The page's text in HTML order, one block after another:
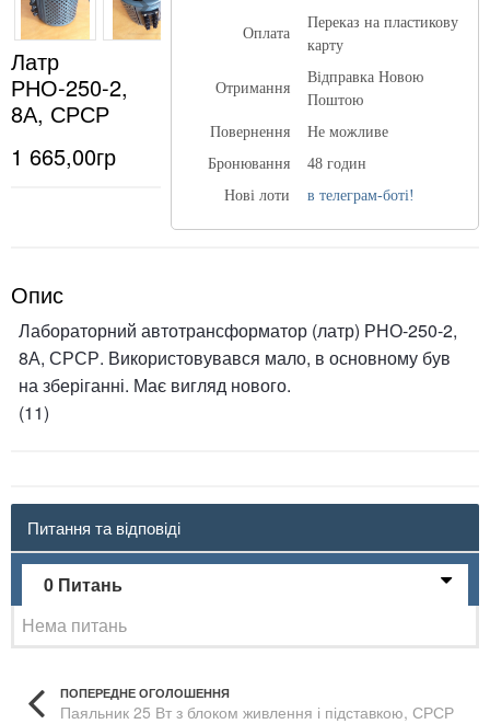
Латр
РНО-250-2,
8А, СРСР
1 665,00гр
Оплата
Переказ на пластикову
карту
Отримання
Відправка Новою
Поштою
Повернення
Не можливе
Бронювання
48 годин
Нові лоти
в телеграм-боті!
Опис
Лабораторний автотрансформатор (латр) РНО-250-2,
8А, СРСР. Використовувався мало, в основному був
на зберіганні. Має вигляд нового.
(11)
Питання та відповіді
0 Питань
Нема питань
ПОПЕРЕДНЕ ОГОЛОШЕННЯ
Паяльник 25 Вт з блоком живлення і підставкою, СРСР